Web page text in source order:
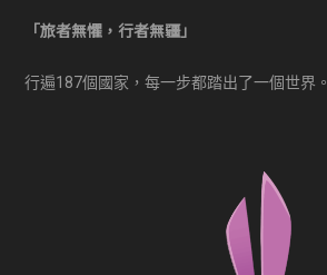
「旅者無懼，行者無疆」
行遍187個國家，每一步都踏出了一個世界。